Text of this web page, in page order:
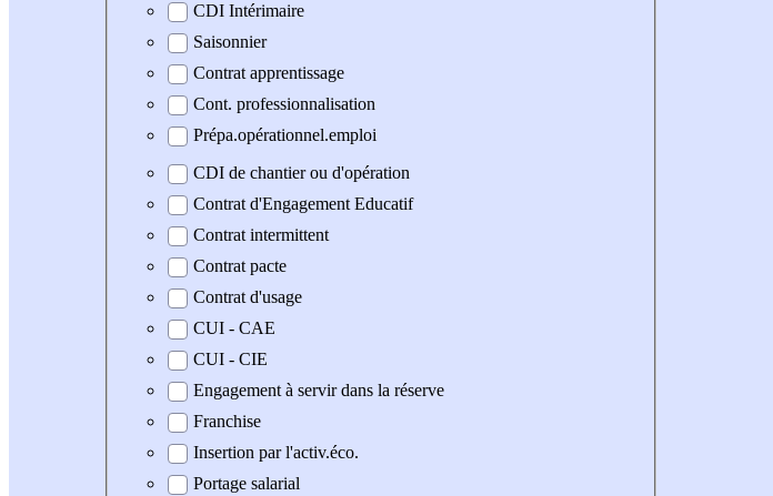
CDI Intérimaire
Saisonnier
Contrat apprentissage
Cont. professionnalisation
Prépa.opérationnel.emploi
CDI de chantier ou d'opération
Contrat d'Engagement Educatif
Contrat intermittent
Contrat pacte
Contrat d'usage
CUI - CAE
CUI - CIE
Engagement à servir dans la réserve
Franchise
Insertion par l'activ.éco.
Portage salarial